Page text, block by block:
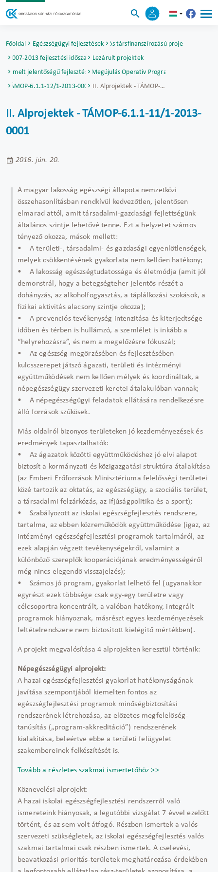
Főoldal Egészségügyi fejlesztésekUniós társfinanszírozású projektek
2007-2013 fejlesztési időszak Lezárult projektek
Kiemelt jelentőségű fejlesztésekTársadalmi Megújulás Operatív Program (TÁMOP)
TÁMOP-6.1.1-12/1-2013-0001
II. Alprojektek - TÁMOP-6.1.1-11/1-2013-0001
II. Alprojektek - TÁMOP-6.1.1-11/1-2013-
0001
2016. jún. 20.
A magyar lakosság egészségi állapota nemzetközi
összehasonlításban rendkívül kedvezőtlen, jelentősen
elmarad attól, amit társadalmi-gazdasági fejlettségünk
általános szintje lehetővé tenne. Ezt a helyzetet számos
tényező okozza, mások mellett:
• A területi-, társadalmi- és gazdasági egyenlőtlenségek,
melyek csökkentésének gyakorlata nem kellően hatékony;
• A lakosság egészségtudatossága és életmódja (amit jól
demonstrál, hogy a betegségteher jelentős részét a
dohányzás, az alkoholfogyasztás, a táplálkozási szokások, a
fizikai aktivitás alacsony szintje okozza);
• A prevenciós tevékenység intenzitása és kiterjedtsége
időben és térben is hullámzó, a szemlélet is inkább a
“helyrehozásra”, és nem a megelőzésre fókuszál;
• Az egészség megőrzésében és fejlesztésében
kulcsszerepet játszó ágazati, területi és intézményi
együttműködések nem kellően mélyek és koordináltak, a
népegészségügy szervezeti keretei átalakulóban vannak;
• A népegészségügyi feladatok ellátására rendelkezésre
álló források szűkösek.
Más oldalról bizonyos területeken jó kezdeményezések és
eredmények tapasztalhatók:
• Az ágazatok közötti együttműködéshez jó elvi alapot
biztosít a kormányzati és közigazgatási struktúra átalakítása
(az Emberi Erőforrások Minisztériuma felelősségi területei
közé tartozik az oktatás, az egészségügy, a szociális terület,
a társadalmi felzárkózás, az ifjúságpolitika és a sport);
• Szabályozott az iskolai egészségfejlesztés rendszere,
tartalma, az ebben közreműködök együttműködése (igaz, az
intézményi egészségfejlesztési programok tartalmáról, az
ezek alapján végzett tevékenységekről, valamint a
különböző szereplők kooperációjának eredményességéről
még nincs elegendő visszajelzés);
• Számos jó program, gyakorlat lelhető fel (ugyanakkor
egyrészt ezek többsége csak egy-egy területre vagy
célcsoportra koncentrált, a valóban hatékony, integrált
programok hiányoznak, másrészt egyes kezdeményezések
feltételrendszere nem biztosított kielégítő mértékben).
A projekt megvalósítása 4 alprojekten keresztül történik:
Népegészségügyi alprojekt:
A hazai egészségfejlesztési gyakorlat hatékonyságának
javítása szempontjából kiemelten fontos az
egészségfejlesztési programok minőségbiztosítási
rendszerének létrehozása, az előzetes megfelelőség-
tanúsítás („program-akkreditáció”) rendszerének
kialakítása, beleértve ebbe a területi felügyelet
szakembereinek felkészítését is.
Tovább a részletes szakmai ismertetőhöz >>
Köznevelési alprojekt:
A hazai iskolai egészségfejlesztési rendszerről való
ismereteink hiányosak, a legutóbbi vizsgálat 7 évvel ezelőtt
történt, és az sem volt átfogó. Részben ismertek a valós
szervezeti szükségletek, az iskolai egészségfejlesztés valós
szakmai tartalmai csak részben ismertek. A cselevési,
beavatkozási prioritás-területek meghatározása érdekében